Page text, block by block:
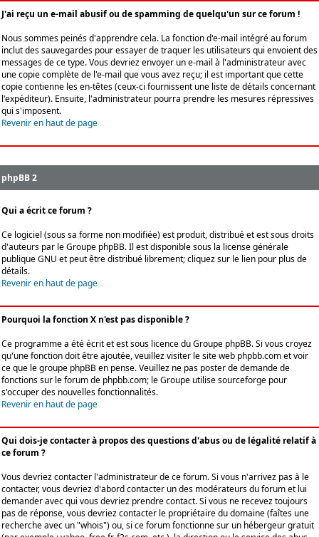
J'ai reçu un e-mail abusif ou de spamming de quelqu'un sur ce forum !
Nous sommes peinés d'apprendre cela. La fonction d'e-mail intégré au forum
inclut des sauvegardes pour essayer de traquer les utilisateurs qui envoient des
messages de ce type. Vous devriez envoyer un e-mail à l'administrateur avec
une copie complète de l'e-mail que vous avez reçu; il est important que cette
copie contienne les en-têtes (ceux-ci fournissent une liste de détails concernant
l'expéditeur). Ensuite, l'administrateur pourra prendre les mesures répressives
qui s'imposent.
Revenir en haut de page
phpBB 2
Qui a écrit ce forum ?
Ce logiciel (sous sa forme non modifiée) est produit, distribué et est sous droits
d'auteurs par leGroupe phpBB. Il est disponible sous la license générale
publique GNU et peut être distribué librement; cliquez sur le lien pour plus de
détails.
Revenir en haut de page
Pourquoi la fonction X n'est pas disponible ?
Ce programme a été écrit et est sous licence du Groupe phpBB. Si vous croyez
qu'une fonction doit être ajoutée, veuillez visiter le site web phpbb.com et voir
ce que le groupe phpBB en pense. Veuillez ne pas poster de demande de
fonctions sur le forum de phpbb.com; le Groupe utilise sourceforge pour
s'occuper des nouvelles fonctionnalités.
Revenir en haut de page
Qui dois-je contacter à propos des questions d'abus ou de légalité relatif à
ce forum ?
Vous devriez contacter l'administrateur de ce forum. Si vous n'arrivez pas à le
contacter, vous devriez d'abord contacter un des modérateurs du forum et lui
demander avec qui vous devriez prendre contact. Si vous ne recevez toujours
pas de réponse, vous devriez contacter le propriétaire du domaine (faîtes une
recherche avec un "whois") ou, si ce forum fonctionne sur un hébergeur gratuit